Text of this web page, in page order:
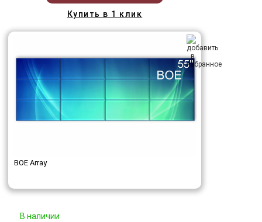
Купить в 1 клик
BOE Array
В наличии